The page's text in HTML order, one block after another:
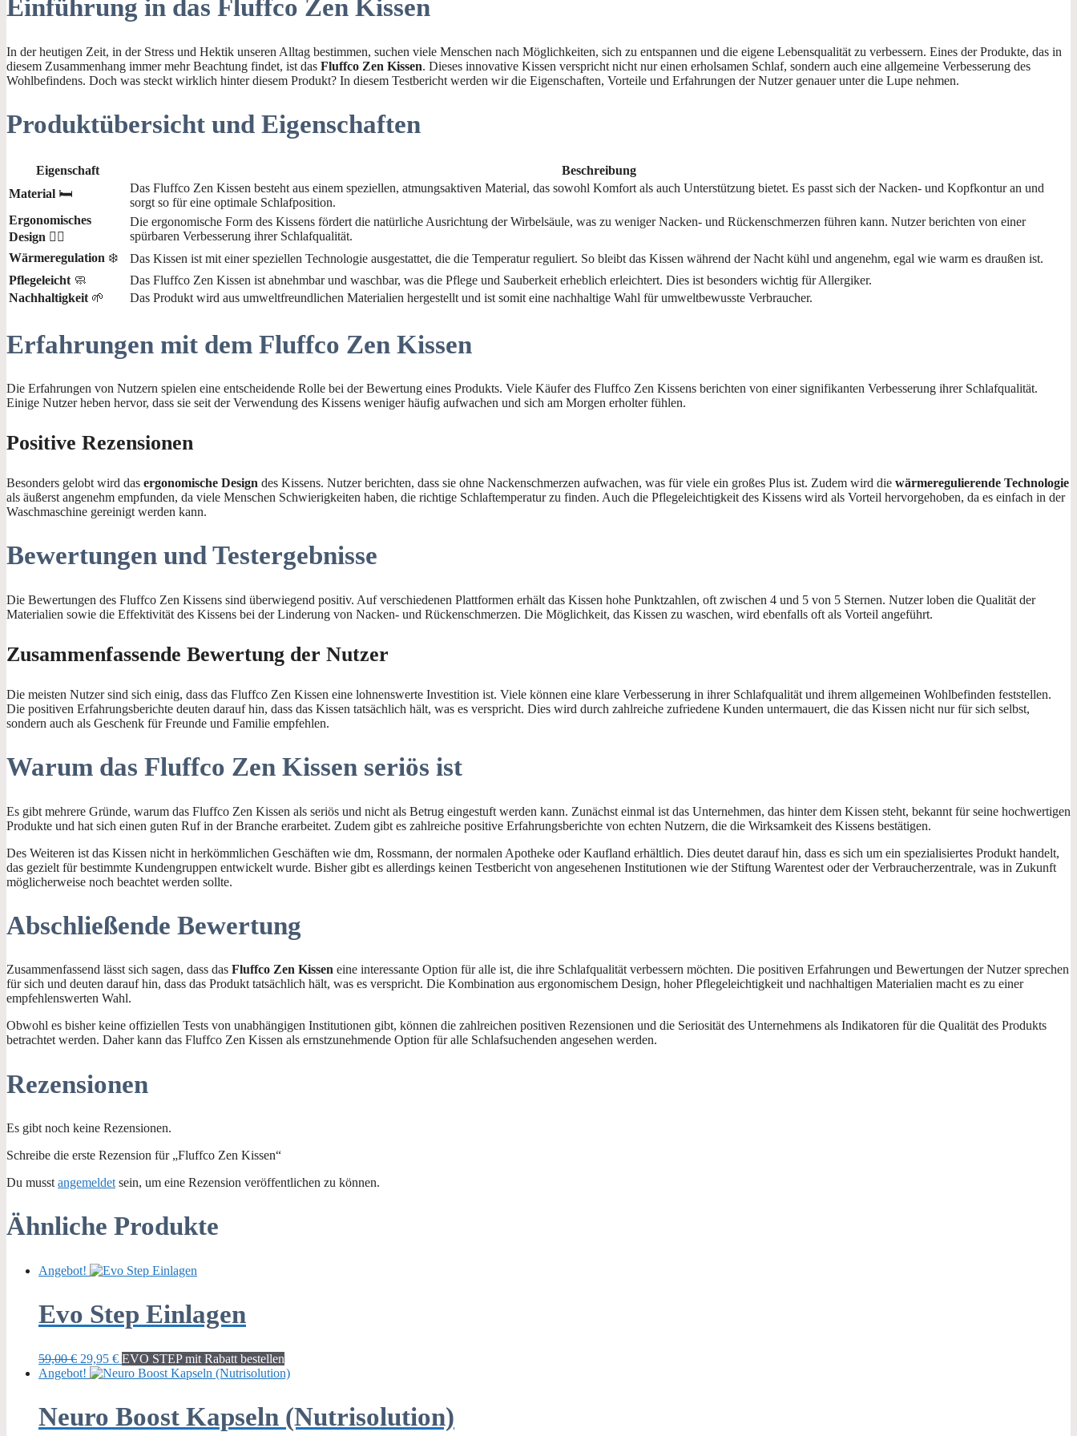
Einführung in das Fluffco Zen Kissen
In der heutigen Zeit, in der Stress und Hektik unseren Alltag bestimmen, suchen viele Menschen nach Möglichkeiten, sich zu entspannen und die eigene Lebensqualität zu verbessern. Eines der Produkte, das in
diesem Zusammenhang immer mehr Beachtung findet, ist das Fluffco Zen Kissen. Dieses innovative Kissen verspricht nicht nur einen erholsamen Schlaf, sondern auch eine allgemeine Verbesserung des
Wohlbefindens. Doch was steckt wirklich hinter diesem Produkt? In diesem Testbericht werden wir die Eigenschaften, Vorteile und Erfahrungen der Nutzer genauer unter die Lupe nehmen.
Produktübersicht und Eigenschaften
Eigenschaft
Beschreibung
Material 🛏️
Das Fluffco Zen Kissen besteht aus einem speziellen, atmungsaktiven Material, das sowohl Komfort als auch Unterstützung bietet. Es passt sich der Nacken- und Kopfkontur an und
sorgt so für eine optimale Schlafposition.
Ergonomisches
Design 🧘‍♂️
Die ergonomische Form des Kissens fördert die natürliche Ausrichtung der Wirbelsäule, was zu weniger Nacken- und Rückenschmerzen führen kann. Nutzer berichten von einer
spürbaren Verbesserung ihrer Schlafqualität.
Wärmeregulation ❄️
Das Kissen ist mit einer speziellen Technologie ausgestattet, die die Temperatur reguliert. So bleibt das Kissen während der Nacht kühl und angenehm, egal wie warm es draußen ist.
Pflegeleicht 🧼
Das Fluffco Zen Kissen ist abnehmbar und waschbar, was die Pflege und Sauberkeit erheblich erleichtert. Dies ist besonders wichtig für Allergiker.
Nachhaltigkeit 🌱 Das Produkt wird aus umweltfreundlichen Materialien hergestellt und ist somit eine nachhaltige Wahl für umweltbewusste Verbraucher.
Erfahrungen mit dem Fluffco Zen Kissen
Die Erfahrungen von Nutzern spielen eine entscheidende Rolle bei der Bewertung eines Produkts. Viele Käufer des Fluffco Zen Kissens berichten von einer signifikanten Verbesserung ihrer Schlafqualität.
Einige Nutzer heben hervor, dass sie seit der Verwendung des Kissens weniger häufig aufwachen und sich am Morgen erholter fühlen.
Positive Rezensionen
Besonders gelobt wird das ergonomische Design des Kissens. Nutzer berichten, dass sie ohne Nackenschmerzen aufwachen, was für viele ein großes Plus ist. Zudem wird die wärmeregulierende Technologie
als äußerst angenehm empfunden, da viele Menschen Schwierigkeiten haben, die richtige Schlaftemperatur zu finden. Auch die Pflegeleichtigkeit des Kissens wird als Vorteil hervorgehoben, da es einfach in der
Waschmaschine gereinigt werden kann.
Bewertungen und Testergebnisse
Die Bewertungen des Fluffco Zen Kissens sind überwiegend positiv. Auf verschiedenen Plattformen erhält das Kissen hohe Punktzahlen, oft zwischen 4 und 5 von 5 Sternen. Nutzer loben die Qualität der
Materialien sowie die Effektivität des Kissens bei der Linderung von Nacken- und Rückenschmerzen. Die Möglichkeit, das Kissen zu waschen, wird ebenfalls oft als Vorteil angeführt.
Zusammenfassende Bewertung der Nutzer
Die meisten Nutzer sind sich einig, dass das Fluffco Zen Kissen eine lohnenswerte Investition ist. Viele können eine klare Verbesserung in ihrer Schlafqualität und ihrem allgemeinen Wohlbefinden feststellen.
Die positiven Erfahrungsberichte deuten darauf hin, dass das Kissen tatsächlich hält, was es verspricht. Dies wird durch zahlreiche zufriedene Kunden untermauert, die das Kissen nicht nur für sich selbst,
sondern auch als Geschenk für Freunde und Familie empfehlen.
Warum das Fluffco Zen Kissen seriös ist
Es gibt mehrere Gründe, warum das Fluffco Zen Kissen als seriös und nicht als Betrug eingestuft werden kann. Zunächst einmal ist das Unternehmen, das hinter dem Kissen steht, bekannt für seine hochwertigen
Produkte und hat sich einen guten Ruf in der Branche erarbeitet. Zudem gibt es zahlreiche positive Erfahrungsberichte von echten Nutzern, die die Wirksamkeit des Kissens bestätigen.
Des Weiteren ist das Kissen nicht in herkömmlichen Geschäften wie dm, Rossmann, der normalen Apotheke oder Kaufland erhältlich. Dies deutet darauf hin, dass es sich um ein spezialisiertes Produkt handelt,
das gezielt für bestimmte Kundengruppen entwickelt wurde. Bisher gibt es allerdings keinen Testbericht von angesehenen Institutionen wie der Stiftung Warentest oder der Verbraucherzentrale, was in Zukunft
möglicherweise noch beachtet werden sollte.
Abschließende Bewertung
Zusammenfassend lässt sich sagen, dass das Fluffco Zen Kissen eine interessante Option für alle ist, die ihre Schlafqualität verbessern möchten. Die positiven Erfahrungen und Bewertungen der Nutzer sprechen
für sich und deuten darauf hin, dass das Produkt tatsächlich hält, was es verspricht. Die Kombination aus ergonomischem Design, hoher Pflegeleichtigkeit und nachhaltigen Materialien macht es zu einer
empfehlenswerten Wahl.
Obwohl es bisher keine offiziellen Tests von unabhängigen Institutionen gibt, können die zahlreichen positiven Rezensionen und die Seriosität des Unternehmens als Indikatoren für die Qualität des Produkts
betrachtet werden. Daher kann das Fluffco Zen Kissen als ernstzunehmende Option für alle Schlafsuchenden angesehen werden.
Rezensionen
Es gibt noch keine Rezensionen.
Schreibe die erste Rezension für „Fluffco Zen Kissen“
Du musst angemeldet sein, um eine Rezension veröffentlichen zu können.
Ähnliche Produkte
Angebot!
Evo Step Einlagen
59,00€ Ursprünglicher
Preis
29,95 €Aktueller
Preis
EVO STEP mit Rabatt bestellen
Angebot!
Neuro Boost Kapseln (Nutrisolution)